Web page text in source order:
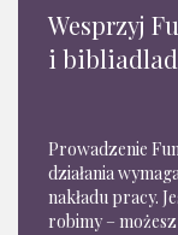
Wesprzyj
i
Prowadzenie
działania
nakładu pracy.
robimy –